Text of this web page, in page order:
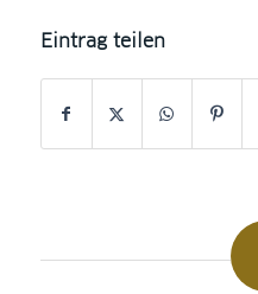
Eintrag teilen